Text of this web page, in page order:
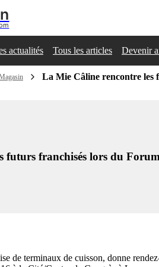
actualités Tous les articles Devenir
La Mie Câline rencontre les
futurs franchisés lors du
de terminaux de cuisson, donne